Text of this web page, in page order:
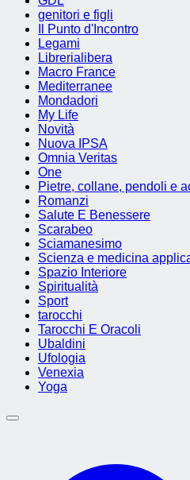
genitori e figli
Il Punto d'Incontro
Legami
Librerialibera
Macro France
Mediterranee
Mondadori
My Life
Novità
Nuova IPSA
Omnia Veritas
One
Pietre, collane, pendoli e
Romanzi
Salute E Benessere
Scarabeo
Sciamanesimo
Scienza e medicina
Spazio Interiore
Spiritualità
Sport
tarocchi
Tarocchi E Oracoli
Ubaldini
Ufologia
Venexia
Yoga